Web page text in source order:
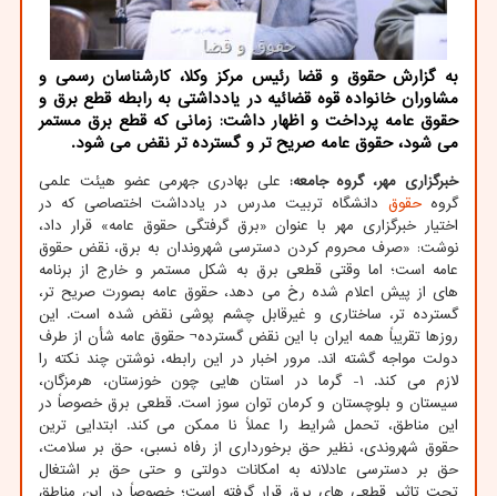
به گزارش حقوق و قضا رئیس مرکز وکلا، کارشناسان رسمی و
مشاوران خانواده قوه قضائیه در یادداشتی به رابطه قطع برق و
حقوق عامه پرداخت و اظهار داشت: زمانی که قطع برق مستمر
می شود، حقوق عامه صریح تر و گسترده تر نقض می شود.
خبرگزاری مهر، گروه جامعه: علی بهادری جهرمی عضو هیئت علمی
گروهحقوق دانشگاه تربیت مدرس در یادداشت اختصاصی که در
اختیار خبرگزاری مهر با عنوان «برق گرفتگی حقوق عامه» قرار داد،
نوشت: «صرف محروم کردن دسترسی شهروندان به برق، نقض حقوق
عامه است؛ اما وقتی قطعی برق به شکل مستمر و خارج از برنامه
های از پیش اعلام شده رخ می دهد، حقوق عامه بصورت صریح تر،
گسترده تر، ساختاری و غیرقابل چشم پوشی نقض شده است. این
روزها تقریباً همه ایران با این نقض گسترده¬ حقوق عامه شأن از طرف
دولت مواجه گشته اند. مرور اخبار در این رابطه، نوشتن چند نکته را
لازم می کند. ۱- گرما در استان هایی چون خوزستان، هرمزگان،
سیستان و بلوچستان و کرمان توان سوز است. قطعی برق خصوصاً در
این مناطق، تحمل شرایط را عملاً نا ممکن می کند. ابتدایی ترین
حقوق شهروندی، نظیر حق برخورداری از رفاه نسبی، حق بر سلامت،
حق بر دسترسی عادلانه به امکانات دولتی و حتی حق بر اشتغال